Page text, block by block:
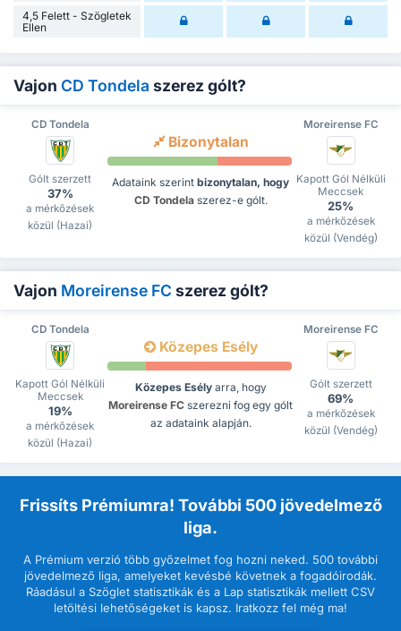
4,5 Felett - Szögletek
Ellen
Vajon CD Tondela szerez gólt?
CD Tondela Moreirense FC
Gólt szerzett
37%
a mérkőzések
közül (Hazai)
Bizonytalan
Adataink szerint bizonytalan, hogy
CD Tondelaszerez-e gólt.
Kapott Gól Nélküli
Meccsek
25%
a mérkőzések
közül (Vendég)
Vajon Moreirense FC szerez gólt?
CD Tondela Moreirense FC
Kapott Gól Nélküli
Meccsek
19%
a mérkőzések
közül (Hazai)
Közepes Esély
Közepes Esélyarra, hogy
Moreirense FC szerezni fog egy gólt
az adataink alapján.
Gólt szerzett
69%
a mérkőzések
közül (Vendég)
Frissíts Prémiumra! További 500 jövedelmező
liga.
A Prémium verzió több győzelmet fog hozni neked. 500 további
jövedelmező liga, amelyeket kevésbé követnek a fogadóirodák.
Ráadásul a Szöglet statisztikák és a Lap statisztikák mellett CSV
letöltési lehetőségeket is kapsz. Iratkozz fel még ma!